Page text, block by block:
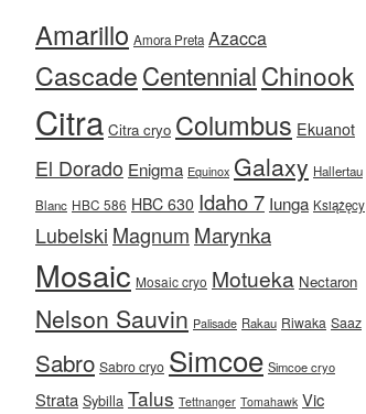
Amarillo Amora Preta Azacca
CascadeCentennialChinook
Citra Citra cryo Columbus Ekuanot
El Dorado Enigma Equinox Galaxy Hallertau
Blanc HBC 586 HBC 630 Idaho 7 Iunga Książęcy
Lubelski Magnum Marynka
Mosaic Mosaic cryo Motueka Nectaron
Nelson Sauvin Palisade Rakau Riwaka Saaz
Sabro Sabro cryo Simcoe Simcoe cryo
Strata Sybilla Talus Tettnanger Tomahawk Vic